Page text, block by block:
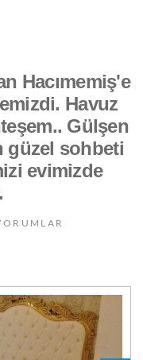
Hacımemiş'e
Havuz
Gülşen
güzel sohbeti
evimizde